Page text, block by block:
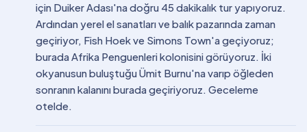
için Duiker Adası'na doğru 45 dakikalık tur yapıyoruz.
Ardından yerel el sanatları ve balık pazarında zaman
geçiriyor, Fish Hoek ve Simons Town'a geçiyoruz;
burada Afrika Penguenleri kolonisini görüyoruz. İki
okyanusun buluştuğu Ümit Burnu'na varıp öğleden
sonranın kalanını burada geçiriyoruz. Geceleme
otelde.